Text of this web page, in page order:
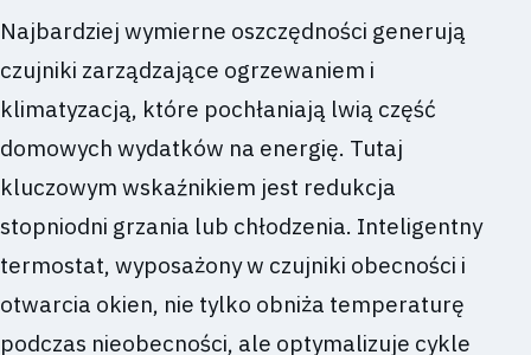
Najbardziej wymierne oszczędności generują
czujniki zarządzające ogrzewaniem i
klimatyzacją, które pochłaniają lwią część
domowych wydatków na energię. Tutaj
kluczowym wskaźnikiem jest redukcja
stopniodni grzania lub chłodzenia. Inteligentny
termostat, wyposażony w czujniki obecności i
otwarcia okien, nie tylko obniża temperaturę
podczas nieobecności, ale optymalizuje cykle